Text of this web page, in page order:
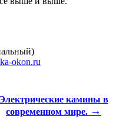
okon.ru
Электрические камины в
современном мире. →